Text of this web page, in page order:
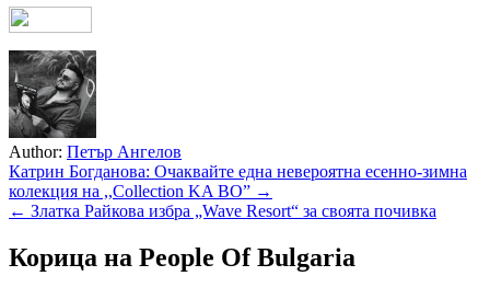
Author: Петър Ангелов
Навигация
Катрин Богданова: Очаквайте една невероятна есенно-зимна
колекция на ,,Collection KA BO” →
← Златка Райкова избра „Wave Resort“ за своята почивка
Корица на People Of Bulgaria